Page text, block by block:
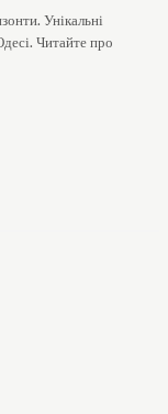
Унікальні
Читайте про